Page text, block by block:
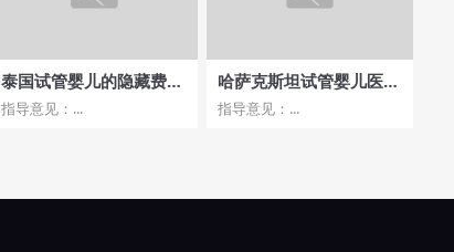
泰国试管婴儿的隐藏费用
需要注意吗，怎样避免额
外支出
指导意见：...
哈萨克斯坦试管婴儿医院
治疗费用与成功率的关系
指导意见：...